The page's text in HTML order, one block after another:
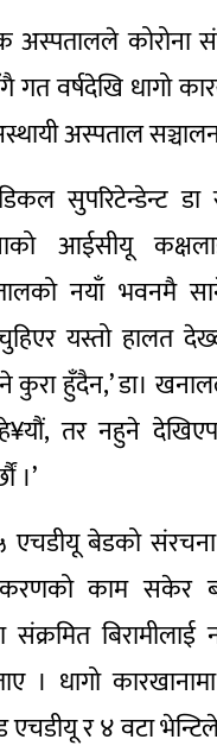
अस्पतालले कोरोना
वर्षदेखि धागो
अस्पताल
सुपरिटेन्डेन्ट डा
आईसीयू
नयाँ भवनमै
यस्तो हालत
हुँदैन,’ डा।
तर नहुने
।’
एचडीयू बेडको
काम सकेर
संक्रमित
। धागो
र ४ वटा